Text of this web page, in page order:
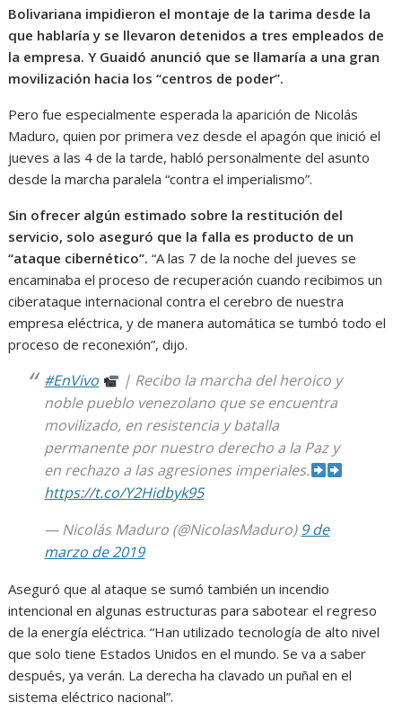
Bolivariana impidieron el montaje de la tarima desde la
que hablaría y se llevaron detenidos a tres empleados de
la empresa. Y Guaidó anunció que se llamaría a una gran
movilización hacia los “centros de poder”.
Pero fue especialmente esperada la aparición de Nicolás
Maduro, quien por primera vez desde el apagón que inició el
jueves a las 4 de la tarde, habló personalmente del asunto
desde la marcha paralela “contra el imperialismo”.
Sin ofrecer algún estimado sobre la restitución del
servicio, solo aseguró que la falla es producto de un
“ataque cibernético”. “A las 7 de la noche del jueves se
encaminaba el proceso de recuperación cuando recibimos un
ciberataque internacional contra el cerebro de nuestra
empresa eléctrica, y de manera automática se tumbó todo el
proceso de reconexión”, dijo.
#EnVivo
| Recibo la marcha del heroico y
noble pueblo venezolano que se encuentra
movilizado, en resistencia y batalla
permanente por nuestro derecho a la Paz y
en rechazo a las agresiones imperiales.
https://t.co/Y2Hidbyk95
— Nicolás Maduro (@NicolasMaduro)9 de
marzo de 2019
Aseguró que al ataque se sumó también un incendio
intencional en algunas estructuras para sabotear el regreso
de la energía eléctrica. “Han utilizado tecnología de alto nivel
que solo tiene Estados Unidos en el mundo. Se va a saber
después, ya verán. La derecha ha clavado un puñal en el
sistema eléctrico nacional”.